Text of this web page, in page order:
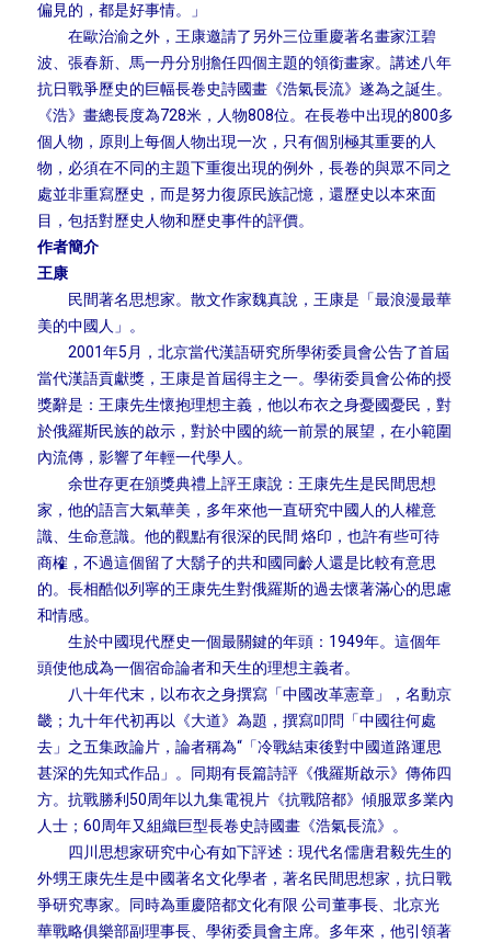
偏見的，都是好事情。」
在歐治渝之外，王康邀請了另外三位重慶著名畫家江碧
波、張春新、馬一丹分別擔任四個主題的領銜畫家。講述八年
抗日戰爭歷史的巨幅長卷史詩國畫《浩氣長流》遂為之誕生。
《浩》畫總長度為728米，人物808位。在長卷中出現的800多
個人物，原則上每個人物出現一次，只有個別極其重要的人
物，必須在不同的主題下重復出現的例外，長卷的與眾不同之
處並非重寫歷史，而是努力復原民族記憶，還歷史以本來面
目，包括對歷史人物和歷史事件的評價。
作者簡介
王康
民間著名思想家。散文作家魏真說，王康是「最浪漫最華
美的中國人」。
2001年5月，北京當代漢語研究所學術委員會公告了首屆
當代漢語貢獻獎，王康是首屆得主之一。學術委員會公佈的授
獎辭是：王康先生懷抱理想主義，他以布衣之身憂國憂民，對
於俄羅斯民族的啟示，對於中國的統一前景的展望，在小範圍
內流傳，影響了年輕一代學人。
余世存更在頒獎典禮上評王康說：王康先生是民間思想
家，他的語言大氣華美，多年來他一直研究中國人的人權意
識、生命意識。他的觀點有很深的民間 烙印，也許有些可待
商榷，不過這個留了大鬍子的共和國同齡人還是比較有意思
的。長相酷似列寧的王康先生對俄羅斯的過去懷著滿心的思慮
和情感。
生於中國現代歷史一個最關鍵的年頭：1949年。這個年
頭使他成為一個宿命論者和天生的理想主義者。
八十年代末，以布衣之身撰寫「中國改革憲章」，名動京
畿；九十年代初再以《大道》為題，撰寫叩問「中國往何處
去」之五集政論片，論者稱為“「冷戰結束後對中國道路運思
甚深的先知式作品」。同期有長篇詩評《俄羅斯啟示》傳佈四
方。抗戰勝利50周年以九集電視片《抗戰陪都》傾服眾多業內
人士；60周年又組織巨型長卷史詩國畫《浩氣長流》。
四川思想家研究中心有如下評述：現代名儒唐君毅先生的
外甥王康先生是中國著名文化學者，著名民間思想家，抗日戰
爭研究專家。同時為重慶陪都文化有限 公司董事長、北京光
華戰略俱樂部副理事長、學術委員會主席。多年來，他引領著